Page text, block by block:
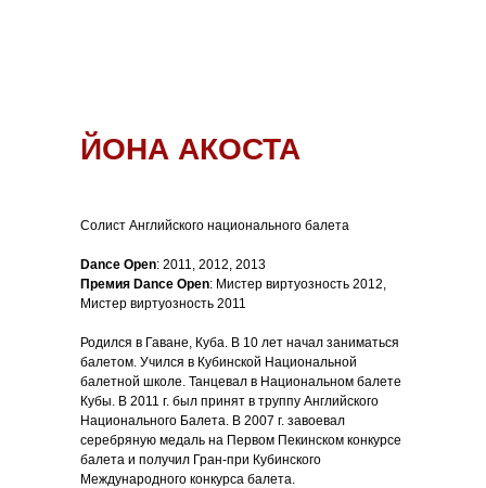
ЙОНА АКОСТА
Солист Английского национального балета
Dance Open: 2011, 2012, 2013
Премия Dance Open: Мистер виртуозность 2012,
Мистер виртуозность 2011
Родился в Гаване, Куба. В 10 лет начал заниматься
балетом. Учился в Кубинской Национальной
балетной школе. Танцевал в Национальном балете
Кубы. В 2011 г. был принят в труппу Английского
Национального Балета. В 2007 г. завоевал
серебряную медаль на Первом Пекинском конкурсе
балета и получил Гран-при Кубинского
Международного конкурса балета.